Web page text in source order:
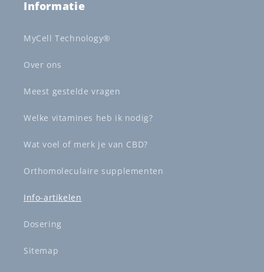
Informatie
MyCell Technology®
Over ons
Meest gestelde vragen
Welke vitamines heb ik nodig?
Wat voel of merk je van CBD?
Orthomoleculaire supplementen
Info-artikelen
Dosering
Sitemap